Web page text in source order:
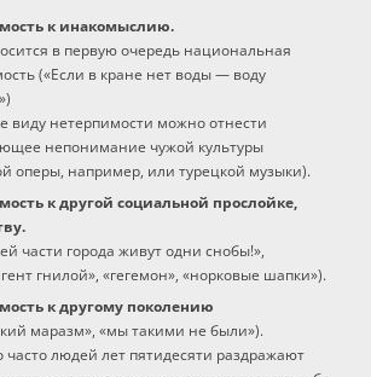
к инакомыслию.
в первую очередь национальная
(«Если в кране нет воды — воду
виду нетерпимости можно отнести
непонимание чужой культуры
оперы, например, или турецкой музыки).
к другой социальной прослойке,
части города живут одни снобы!»,
гнилой», «гегемон», «норковые шапки»).
к другому поколению
маразм», «мы такими не были»).
часто людей лет пятидесяти раздражают